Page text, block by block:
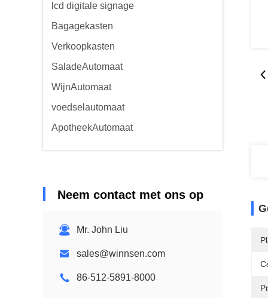
lcd digitale signage
Bagagekasten
Verkoopkasten
SaladeAutomaat
WijnAutomaat
voedselautomaat
ApotheekAutomaat
Neem contact met ons op
Mr. John Liu
sales@winnsen.com
86-512-5891-8000